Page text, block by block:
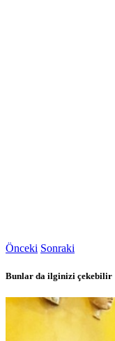
Önceki Sonraki
Bunlar da ilginizi çekebilir